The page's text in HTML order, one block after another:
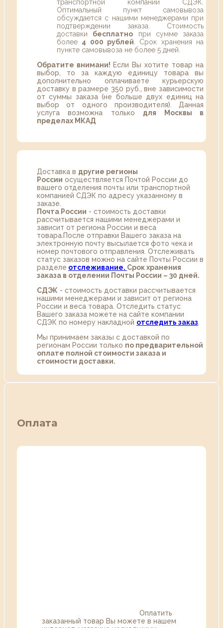
транспортной компании СДЭК.
Оптимальный пункт самовывоза
обсуждается с нашими менеджерами при
подтверждении заказа. Стоимость
доставки бесплатно при сумме заказа
более 4 000 рублей . Срок хранения на
пункте самовывоза не более 5 дней.
Обратите внимани! Если Вы хотите товар на
выбор, то за каждую единицу товара вы
дополнительно оплачиваете курьерскую
доставку в размере 350 руб., вне зависимости
от суммы заказа (не больше двух единиц на
выбор от одного производителя). Данная
услуга возможна только для Москвы в
пределах МКАД
Доставка в другие регионы
России осуществляется Почтой России до
вашего отделения почты или транспортной
компанией СДЭК по адресу указанному в
заказе.
Почта России - стоимость доставки
рассчитывается нашими менеджерами и
зависит от региона России и веса
товара.После отправки Вашего заказа на
электронную почту высылается фото чека и
номер почтового отправления. Отслеживать
статус заказов можно на сайте Почты России в
разделе oтслеживание. Срок хранения
заказа в отделении Почты России – 30 дней.
СДЭК - стоимость доставки рассчитывается
нашими менеджерами и зависит от региона
России и веса товара. Отследить статус
Вашего заказа можете на сайте компании
СДЭК по номеру накладной отследить заказ
Мы принимаем заказы с доставкой по
регионам России только по предварительной
оплате полной стоимости заказа и
стоимости доставки.
Оплата
Оплатить
заказанный товар Вы можете в нашем